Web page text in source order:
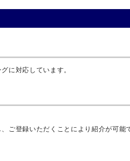
に対応しています。
ご登録いただくことにより紹介が可能